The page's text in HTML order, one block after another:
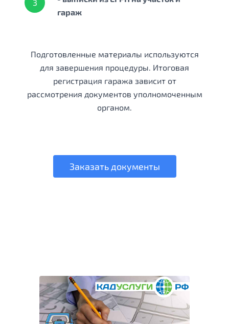
3
гараж
Подготовленные материалы используются
для завершения процедуры. Итоговая
регистрация гаража зависит от
рассмотрения документов уполномоченным
органом.
Заказать документы